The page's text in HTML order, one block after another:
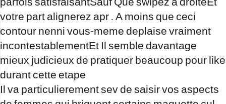
parfois satisfaisantSauf Que swipez a droiteEt
votre part alignerez apr . A moins que ceci
contour nenni vous-meme deplaise vraiment
incontestablementEt Il semble davantage
mieux judicieux de pratiquer beaucoup pour like
durant cette etape
Il va particulierement sev de saisir vos aspects